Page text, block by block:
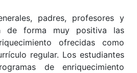
padres, profesores y
de forma muy positiva las
ofrecidas como
regular. Los estudiantes
de enriquecimiento